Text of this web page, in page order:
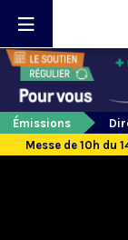
Émissions
Messe de 10h du